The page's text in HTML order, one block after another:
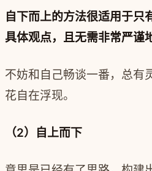
自下而上的方法很适用于只
具体观点，且无需非常严谨
不妨和自己畅谈一番，总有
花自在浮现。
（2）自上而下